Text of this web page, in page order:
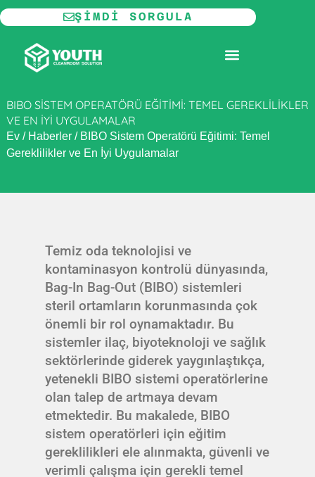
İçeriğe
atla
ŞIMDI SORGULA
BIBO SISTEM OPERATÖRÜ EĞITIMI: TEMEL GEREKLILIKLER
VE EN İYI UYGULAMALAR
Ev/ Haberler/ BIBO Sistem Operatörü Eğitimi: Temel
Gereklilikler ve En İyi Uygulamalar
Temiz oda teknolojisi ve
kontaminasyon kontrolü dünyasında,
Bag-In Bag-Out (BIBO) sistemleri
steril ortamların korunmasında çok
önemli bir rol oynamaktadır. Bu
sistemler ilaç, biyoteknoloji ve sağlık
sektörlerinde giderek yaygınlaştıkça,
yetenekli BIBO sistemi operatörlerine
olan talep de artmaya devam
etmektedir. Bu makalede, BIBO
sistem operatörleri için eğitim
gereklilikleri ele alınmakta, güvenli ve
verimli çalışma için gerekli temel